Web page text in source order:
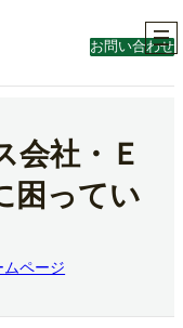
お問い合わせ
会社・Ｅ
困ってい
ムページ